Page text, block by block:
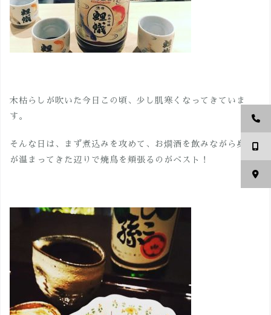
木枯らしが吹いた今日この頃、少し肌寒くなってきていま
す。
そんな日は、まず煮込みを攻めて、お燗酒を飲みながら身体
が温まってきた辺りで焼鳥を頬張るのがベスト！